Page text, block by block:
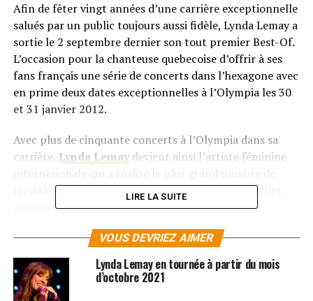
Afin de fêter vingt années d’une carrière exceptionnelle
salués par un public toujours aussi fidèle, Lynda Lemay a
sortie le 2 septembre dernier son tout premier Best-Of.
L’occasion pour la chanteuse quebecoised’offrir à ses
fans français une série de concerts dans l’hexagone avec
en prime deux dates exceptionnelles à l’Olympia les 30
et 31 janvier 2012.
Avec plus de cinquante concerts à l’Olympia dans sa
carrière, Lynda Lemaydevient ainsi l’artiste féminine
récitals dans la plus célèbre et prestigieuse des salles
parisiennes.
Vos places de concert pour la tournée française et les
dates à l’Olympia de Lynda Lemay sont disponibles sur
Zikeo.net dans notre rubrique «Concerts« !
LIRE LA SUITE
VOUS DEVRIEZ AIMER
Lynda Lemay en tournée à partir du mois
d’octobre 2021